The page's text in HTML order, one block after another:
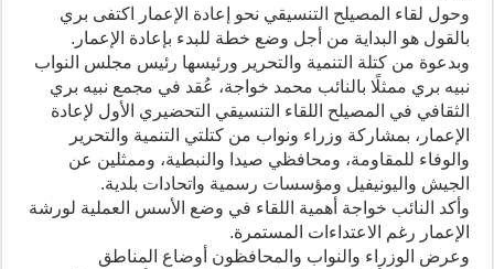
وحول لقاء المصيلح التنسيقي نحو إعادة الإعمار اكتفى بري
بالقول هو البداية من أجل وضع خطة للبدء بإعادة الإعمار.
وبدعوة من كتلة التنمية والتحرير ورئيسها رئيس مجلس النواب
نبيه بري ممثلًا بالنائب محمد خواجة، عُقد في مجمع نبيه بري
الثقافي في المصيلح اللقاء التنسيقي التحضيري الأول لإعادة
الإعمار، بمشاركة وزراء ونواب من كتلتي التنمية والتحرير
والوفاء للمقاومة، ومحافظي صيدا والنبطية، وممثلين عن
الجيش واليونيفيل ومؤسسات رسمية واتحادات بلدية.
وأكد النائب خواجة أهمية اللقاء في وضع الأسس العملية لورشة
الإعمار رغم الاعتداءات المستمرة.
وعرض الوزراء والنواب والمحافظون أوضاع المناطق